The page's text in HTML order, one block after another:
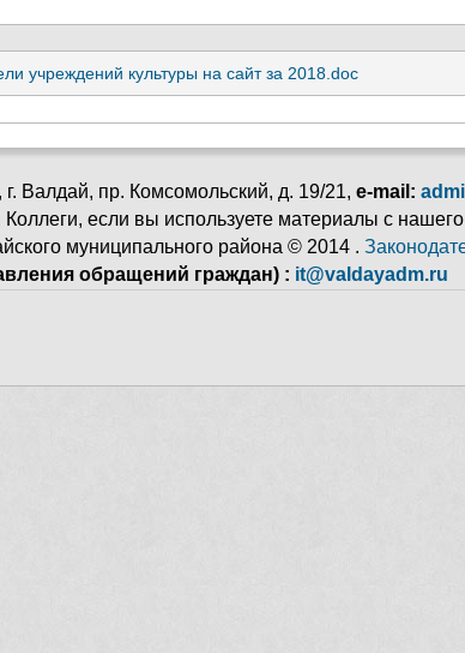
учреждений культуры на сайт за 2018.doc
Валдай, пр. Комсомольский, д. 19/21, e-mail:
если вы используете материалы с
муниципального района © 2014 .
обращений граждан) : it@valdayadm.ru